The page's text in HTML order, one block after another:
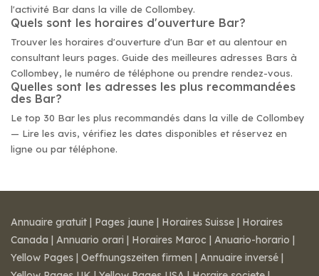
l'activité Bar dans la ville de Collombey.
Quels sont les horaires d'ouverture Bar?
Trouver les horaires d'ouverture d'un Bar et au alentour en
consultant leurs pages. Guide des meilleures adresses Bars à
Collombey, le numéro de téléphone ou prendre rendez-vous.
Quelles sont les adresses les plus recommandées
des Bar?
Le top 30 Bar les plus recommandés dans la ville de Collombey
— Lire les avis, vérifiez les dates disponibles et réservez en
ligne ou par téléphone.
Annuaire gratuit | Pages jaune | Horaires Suisse | Horaires
Canada | Annuario orari | Horaires Maroc | Anuario-horario |
Yellow Pages | Oeffnungszeiten firmen | Annuaire inversé |